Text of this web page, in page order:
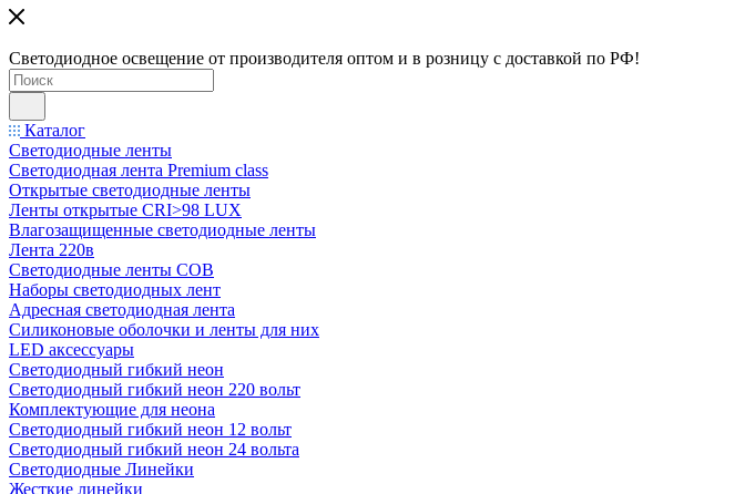
Светодиодное освещение от производителя оптом и в розницу с доставкой по РФ!
Каталог
Светодиодные ленты
Светодиодная лента Premium class
Открытые светодиодные ленты
Ленты открытые CRI>98 LUX
Влагозащищенные светодиодные ленты
Лента 220в
Светодиодные ленты COB
Наборы светодиодных лент
Адресная светодиодная лента
Силиконовые оболочки и ленты для них
LED аксессуары
Светодиодный гибкий неон
Светодиодный гибкий неон 220 вольт
Комплектующие для неона
Светодиодный гибкий неон 12 вольт
Светодиодный гибкий неон 24 вольта
Светодиодные Линейки
Жесткие линейки